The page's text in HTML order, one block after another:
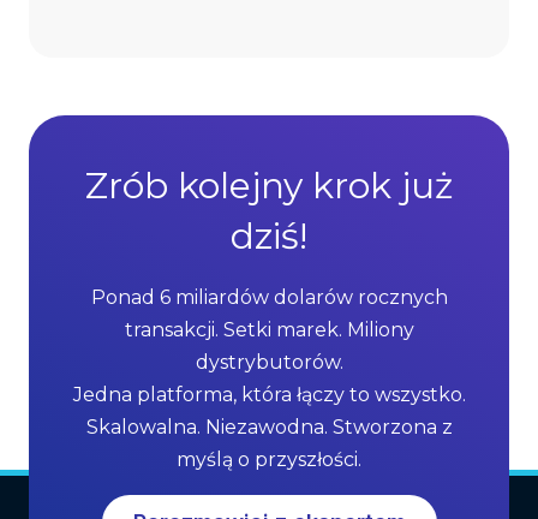
Zrób kolejny krok już
dziś!
Ponad 6 miliardów dolarów rocznych
transakcji. Setki marek. Miliony
dystrybutorów.
Jedna platforma, która łączy to wszystko.
Skalowalna. Niezawodna. Stworzona z
myślą o przyszłości.